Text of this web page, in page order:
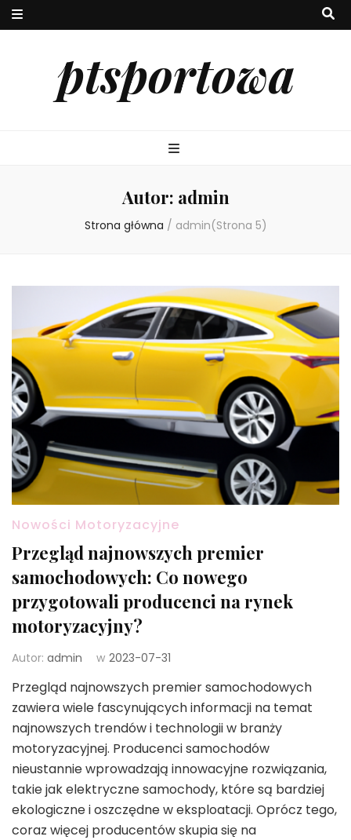
ptsportowa
Autor: admin
Strona główna / admin(Strona 5)
Nowości Motoryzacyjne
Przegląd najnowszych premier
samochodowych: Co nowego
przygotowali producenci na rynek
motoryzacyjny?
Autor: admin w 2023-07-31
Przegląd najnowszych premier samochodowych
zawiera wiele fascynujących informacji na temat
najnowszych trendów i technologii w branży
motoryzacyjnej. Producenci samochodów
nieustannie wprowadzają innowacyjne rozwiązania,
takie jak elektryczne samochody, które są bardziej
ekologiczne i oszczędne w eksploatacji. Oprócz tego,
coraz więcej producentów skupia się na